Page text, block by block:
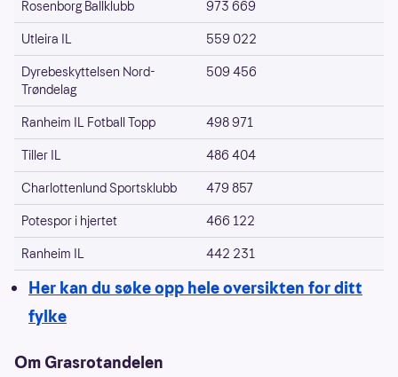
Rosenborg Ballklubb
973 669
Utleira IL
559 022
Dyrebeskyttelsen Nord-
Trøndelag
509 456
Ranheim IL Fotball Topp
498 971
Tiller IL
486 404
Charlottenlund Sportsklubb
479 857
Potespor i hjertet
466 122
Ranheim IL
442 231
Her kan du søke opp hele oversikten for ditt
fylke
Om Grasrotandelen